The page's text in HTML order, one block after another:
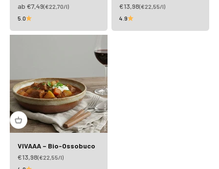
Angebot
ab €7,49(€22,70/l)
5.0
Angebot
€13,98(€22,55/l)
4.9
VIVAAA – Bio-Ossobuco
Angebot
€13,98(€22,55/l)